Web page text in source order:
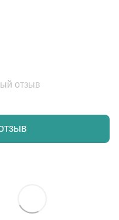
отзыв